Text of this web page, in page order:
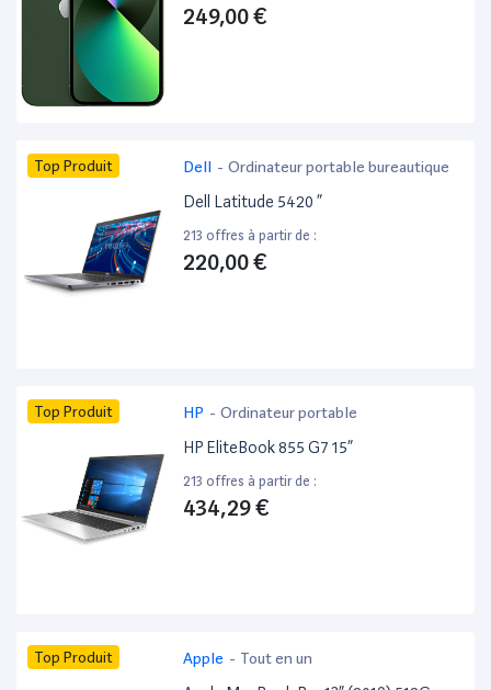
249,00 €
Top Produit Dell - Ordinateur portable bureautique
Dell Latitude 5420 ”
213 offres à partir de :
220,00 €
Top Produit HP - Ordinateur portable
HP EliteBook 855 G7 15”
213 offres à partir de :
434,29 €
Top Produit Apple - Tout en un